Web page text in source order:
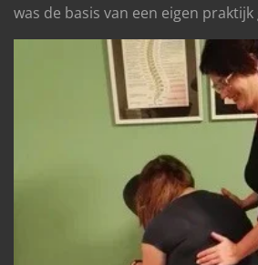
was de basis van een eigen praktijk